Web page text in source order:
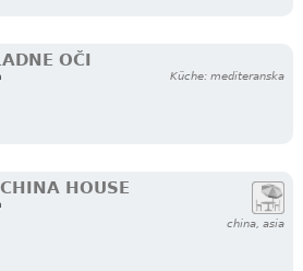
OČI
Küche: mediteranska
HOUSE
china, asia